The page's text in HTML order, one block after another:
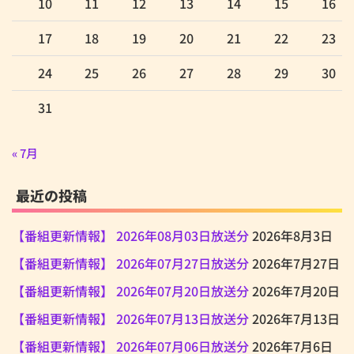
17
18 19 20 21 22
23
24
25 26 27 28 29
30
31
« 7月
最近の投稿
【番組更新情報】 2026年08月03日放送分2026年8月3日
【番組更新情報】 2026年07月27日放送分2026年7月27日
【番組更新情報】 2026年07月20日放送分2026年7月20日
【番組更新情報】 2026年07月13日放送分2026年7月13日
【番組更新情報】 2026年07月06日放送分2026年7月6日